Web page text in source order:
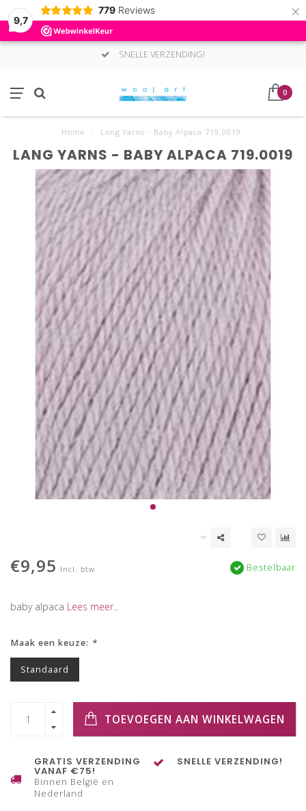
9,7
779 Reviews ×
SNELLE VERZENDING!
0
Home Lang Yarns - Baby Alpaca 719.0019
LANG YARNS - BABY ALPACA 719.0019
€9,95 Incl. btw Bestelbaar
baby alpaca Lees meer..
Maak een keuze: *
Standaard
TOEVOEGEN AAN WINKELWAGEN
GRATIS VERZENDING
VANAF €75!
Binnen België en
Nederland
SNELLE VERZENDING!